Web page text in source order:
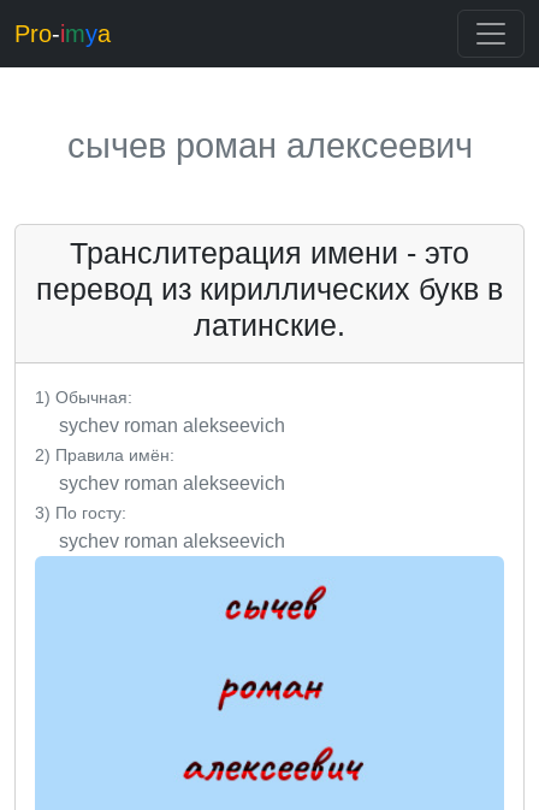
Pro-imya
сычев роман алексеевич
Транслитерация имени - это
перевод из кириллических букв в
латинские.
1) Обычная:
sychev roman alekseevich
2) Правила имён:
sychev roman alekseevich
3) По госту:
sychev roman alekseevich